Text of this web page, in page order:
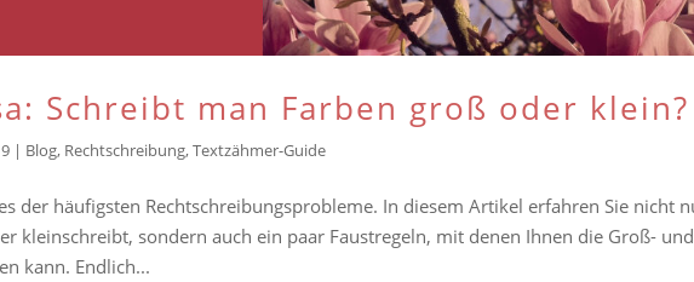
Schreibt man Farben groß oder klein?
| Blog, Rechtschreibung,Textzähmer-Guide
der häufigsten Rechtschreibungsprobleme. In diesem Artikel erfahren Sie nicht
kleinschreibt, sondern auch ein paar Faustregeln, mit denen Ihnen die Groß- und
kann. Endlich...